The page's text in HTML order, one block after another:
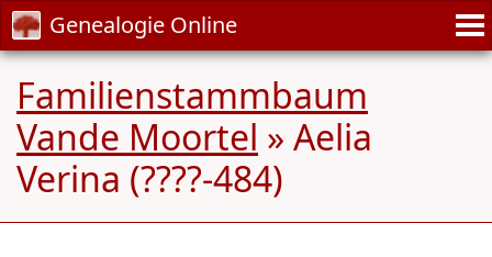
Genealogie Online
Familienstammbaum
Vande Moortel » Aelia
Verina (????-484)